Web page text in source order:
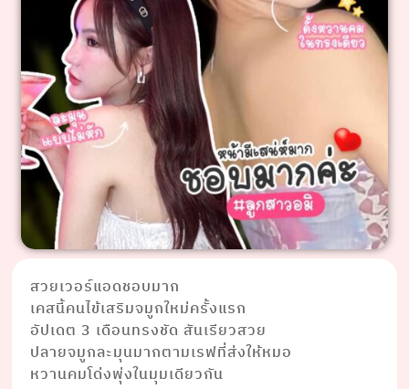
สวยเวอร์แอดชอบมาก
เคสนี้คนไข้เสริมจมูกใหม่ครั้งแรก
อัปเดต 3 เดือนทรงชัด สันเรียวสวย
ปลายจมูกละมุนมากตามเรฟที่ส่งให้หมอ
หวานคมโด่งพุ่งในมุมเดียวกัน